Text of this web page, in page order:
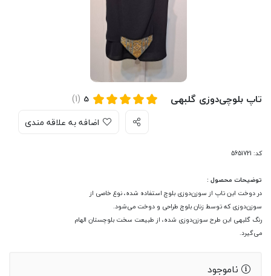
تاپ بلوچی‌دوزی گلبهی 5
(1)
اضافه به علاقه مندی
کد: 5651721
توضیحات محصول :
در دوخت این تاپ از سوزن‌دوزی بلوچ استفاده شده، نوع خاصی از
سوزن‌دوزی که توسط زنان بلوچ طراحی و دوخت می‌شود.
رنگ گلبهی این طرح سوزن‌دوزی شده، از طبیعت سخت بلوچستان الهام
می‌گیرد.
ناموجود